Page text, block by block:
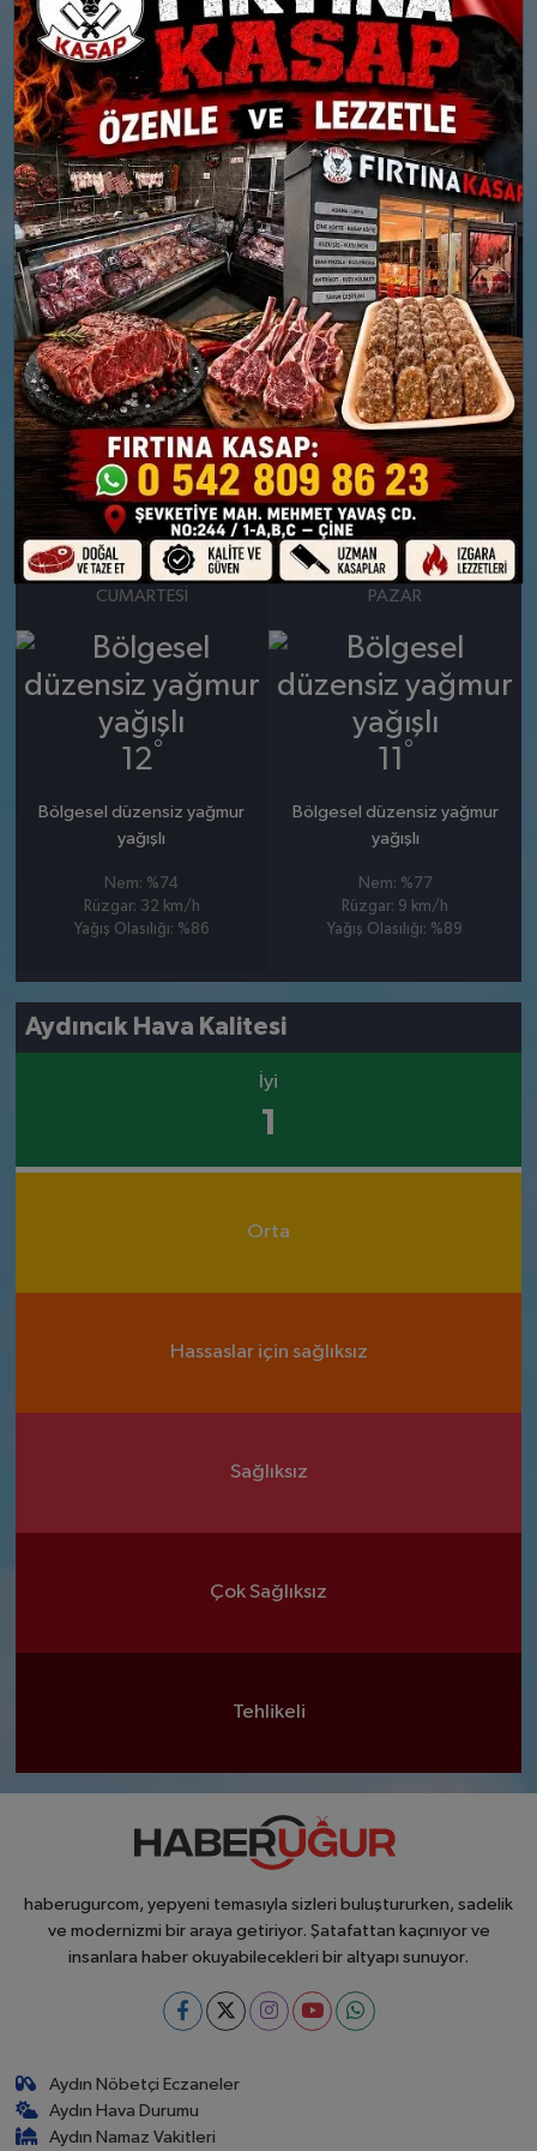
Yağış Olasılığı: %88
Yağış Olasılığı: %86
26 MART
PERŞEMBE
11°
Bölgesel düzensiz yağmur
yağışlı
Nem: %62
Rüzgar: 16 km/h
Yağış Olasılığı: %89
27 MART
CUMA
14°
Güneşli
Nem: %54
Rüzgar: 12 km/h
28 MART
CUMARTESI
12°
Bölgesel düzensiz yağmur
yağışlı
Nem: %74
Rüzgar: 32 km/h
Yağış Olasılığı: %86
29 MART
PAZAR
11 °
Bölgesel düzensiz yağmur
yağışlı
Nem: %77
Rüzgar: 9 km/h
Yağış Olasılığı: %89
Aydıncık Hava Kalitesi
İyi
1
Orta
Hassaslar için sağlıksız
Sağlıksız
Çok Sağlıksız
Tehlikeli
haberugurcom, yepyeni temasıyla sizleri buluştururken, sadelik
ve modernizmi bir araya getiriyor. Şatafattan kaçınıyor ve
insanlara haber okuyabilecekleri bir altyapı sunuyor.
Aydın Nöbetçi Eczaneler
Aydın Hava Durumu
Aydın Namaz Vakitleri